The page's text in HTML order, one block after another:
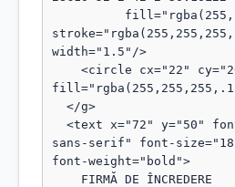
width="1.5"/>
sans-serif" font-
font-weight="bold">